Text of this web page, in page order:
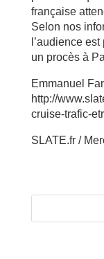
française
Selon nos
l’audience
un procès à
Emmanuel
http://
cruise-trafic-
SLATE.fr /